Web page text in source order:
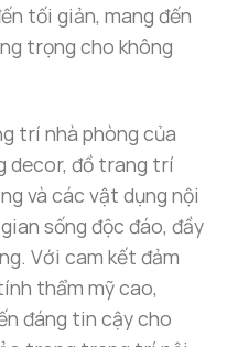
Tạo Điểm Nhấn
Khách
liệu cao cấp,Đèn
nhấn ấn tượng
của bạn. Đặc biệt đối
cách decor phòng
sẽ mang lại sự sang
đèn trên bàn trà,
tối giản, mang đến
trọng cho không
trí nhà phòng của
decor, đồ trang trí
và các vật dụng nội
sống độc đáo, đầy
Với cam kết đảm
thẩm mỹ cao,
đáng tin cậy cho